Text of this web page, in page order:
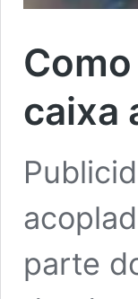
caixa
parte